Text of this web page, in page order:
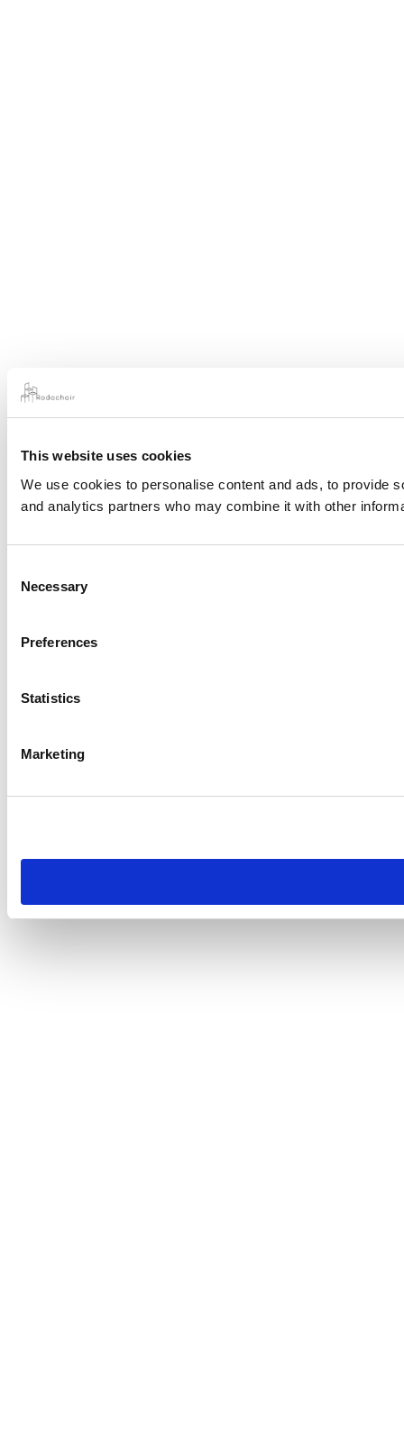
This website uses cookies
We use cookies to personalise content and ads, to provide
and analytics partners who may combine it with other
Selection
Necessary
Preferences
Statistics
Marketing